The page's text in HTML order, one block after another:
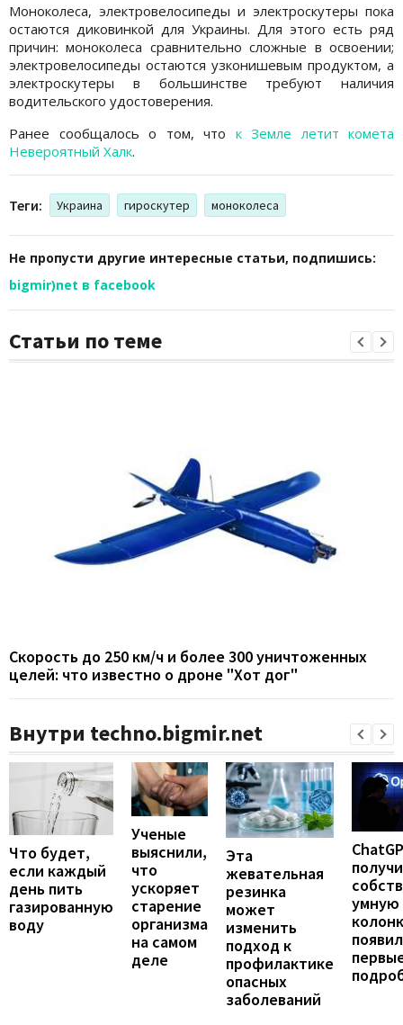
Моноколеса, электровелосипеды и электроскутеры пока
остаются диковинкой для Украины. Для этого есть ряд
причин: моноколеса сравнительно сложные в освоении;
электровелосипеды остаются узконишевым продуктом, а
электроскутеры в большинстве требуют наличия
водительского удостоверения.
Ранее сообщалось о том, что к Земле летит комета
Невероятный Халк.
Теги: Украина гироскутер моноколеса
Не пропусти другие интересные статьи, подпишись:
bigmir)net в facebook
Статьи по теме
Скорость до 250 км/ч и более 300 уничтоженных
целей: что известно о дроне "Хот дог"
Внутри techno.bigmir.net
Что будет,
если каждый
день пить
газированную
воду
Ученые
выяснили,
что
ускоряет
старение
организма
на самом
деле
Эта
жевательная
резинка
может
изменить
подход к
профилактике
опасных
заболеваний
умную